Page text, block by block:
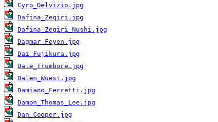
Cyro_Delvizio.jpg
Dafina_Zeqiri.jpg
Dafina_Zeqiri_Nushi.jpg
Dagmar_Feyen.jpg
Dai_Fujikura.jpg
Dale_Trumbore.jpg
Dalen_Wuest.jpg
Damiano_Ferretti.jpg
Damon_Thomas_Lee.jpg
Dan_Cooper.jpg